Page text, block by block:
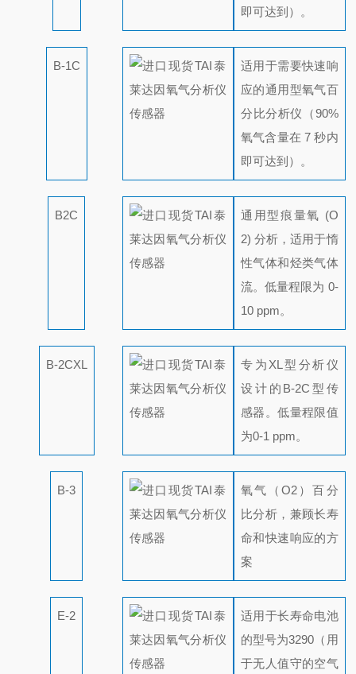
即可达到）。
B-1C
适用于需要快速响
应的通用型氧气百
分比分析仪（90%
氧气含量在 7 秒内
即可达到）。
B2C
通用型痕量氧 (O
2) 分析，适用于惰
性气体和烃类气体
流。低量程限为 0-
10 ppm。
B-2CXL
专为XL型分析仪
设计的B-2C型传
感器。低量程限值
为0-1 ppm。
B-3
氧气（O2）百分
比分析，兼顾长寿
命和快速响应的方
案
E-2
适用于长寿命电池
的型号为3290（用
于无人值守的空气